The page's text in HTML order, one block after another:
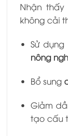
Nhận
không cải
Sử dụng
nông
Bổ sung
Giảm
tạo cấu